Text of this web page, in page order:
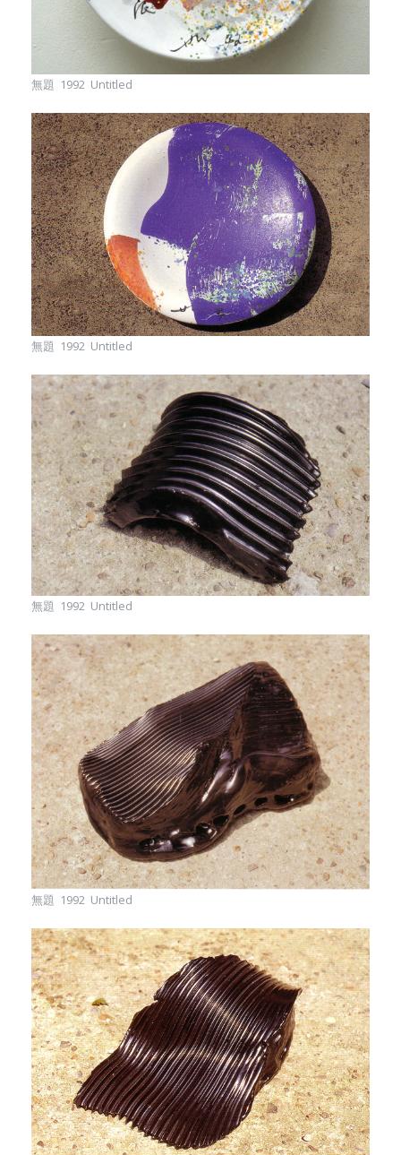
無題 1992 Untitled
無題 1992 Untitled
無題 1992 Untitled
無題 1992 Untitled